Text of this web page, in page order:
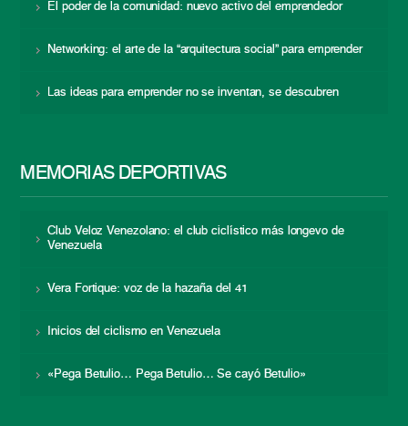
El poder de la comunidad: nuevo activo del emprendedor
Networking: el arte de la “arquitectura social” para emprender
Las ideas para emprender no se inventan, se descubren
MEMORIAS DEPORTIVAS
Club Veloz Venezolano: el club ciclístico más longevo de
Venezuela
Vera Fortique: voz de la hazaña del 41
Inicios del ciclismo en Venezuela
«Pega Betulio… Pega Betulio… Se cayó Betulio»